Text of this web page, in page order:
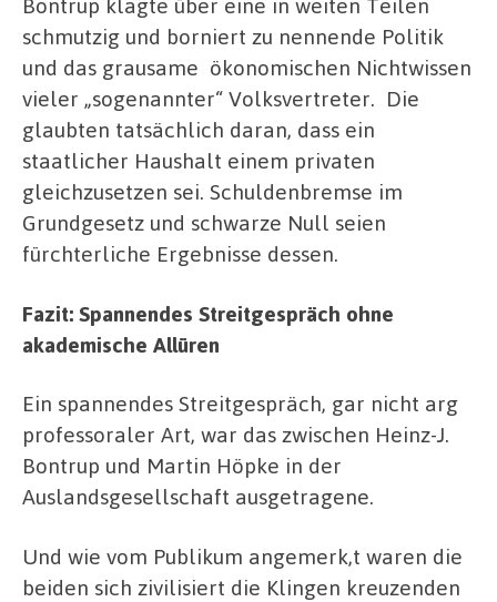
schmutzig und borniert zu nennende Politik
und das grausame ökonomischen Nichtwissen
vieler „sogenannter“ Volksvertreter. Die
glaubten tatsächlich daran, dass ein
staatlicher Haushalt einem privaten
gleichzusetzen sei. Schuldenbremse im
Grundgesetz und schwarze Null seien
fürchterliche Ergebnisse dessen.
Fazit: Spannendes Streitgespräch ohne
akademische Allüren
Ein spannendes Streitgespräch, gar nicht arg
professoraler Art, war das zwischen Heinz-J.
Bontrup und Martin Höpke in der
Auslandsgesellschaft ausgetragene.
Und wie vom Publikum angemerk,t waren die
beiden sich zivilisiert die Klingen kreuzenden